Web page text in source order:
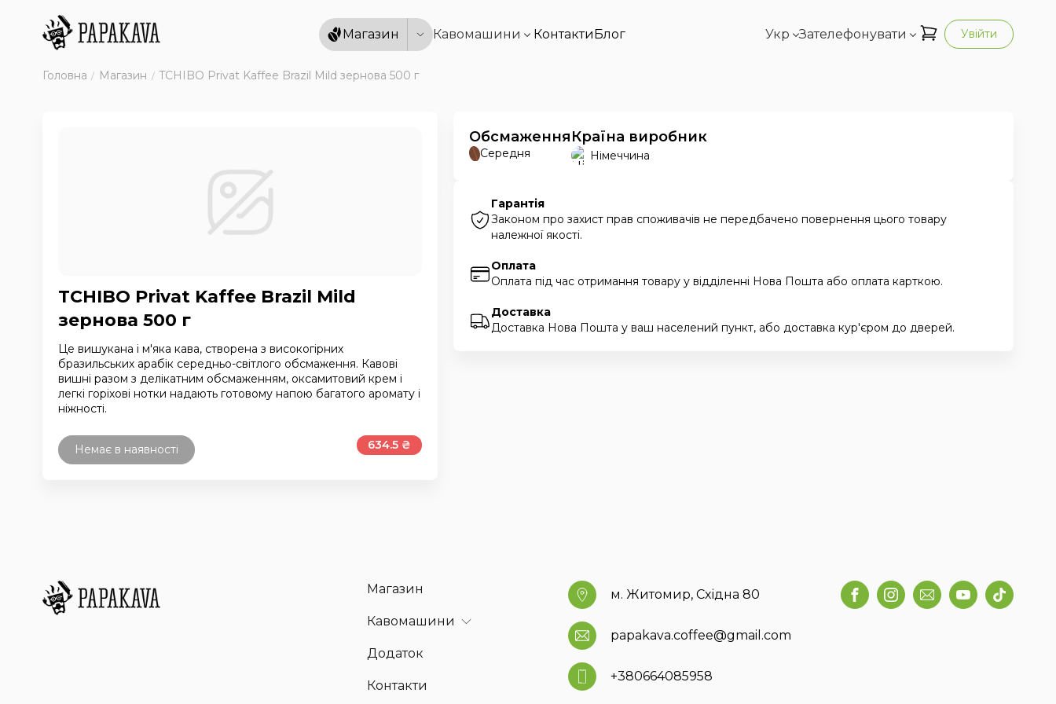
Магазин Кавомашини КонтактиБлог Укр Зателефонувати Увійти
Головна Магазин TCHIBO Privat Kaffee Brazil Mild зернова 500 г
TCHIBO Privat Kaffee Brazil Mild
зернова 500 г
Це вишукана і м'яка кава, створена з високогірних
бразильських арабік середньо-світлого обсмаження. Кавові
вишні разом з делікатним обсмаженням, оксамитовий крем і
легкі горіхові нотки надають готовому напою багатого аромату і
ніжності.
Немає в наявності 634.5 ₴
Обсмаження
Середня
Країна виробник
Німеччина
Гарантія
Законом про захист прав споживачів не передбачено повернення цього товару
належної якості.
Оплата
Оплата під час отримання товару у відділенні Нова Пошта або оплата карткою.
Доставка
Доставка Нова Пошта у ваш населений пункт, або доставка кур'єром до дверей.
Магазин
Кавомашини
Додаток
Контакти
м. Житомир, Східна 80
papakava.coffee@gmail.com
+380664085958